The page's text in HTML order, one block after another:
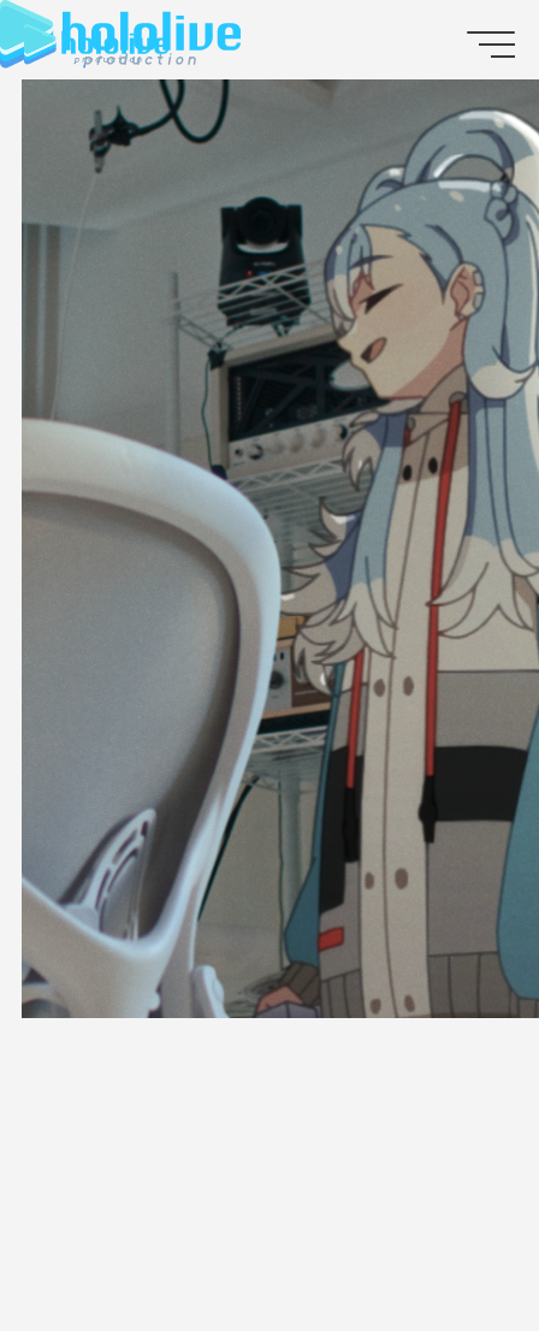
EN
JP
ABOUT
TALENT
NEWS
AUDITION
COLLABORATION
SUPPORT ADVERTISING
OFFICIAL SHOP
未成年の方々へのお願い
二次創作ガイドライン
よくある質問
サポーターガイドライン